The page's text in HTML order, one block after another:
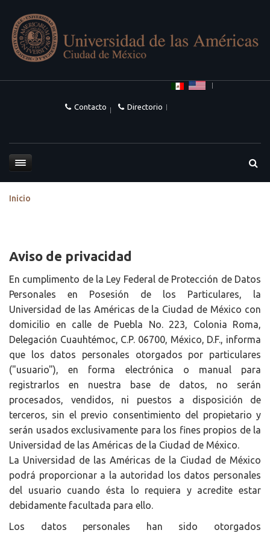
Directorio
Contacto
Inicio
Aviso de privacidad
En cumplimento de la Ley Federal de Protección de Datos
Personales en Posesión de los Particulares, la
Universidad de las Américas de la Ciudad de México con
domicilio en calle de Puebla No. 223, Colonia Roma,
Delegación Cuauhtémoc, C.P. 06700, México, D.F., informa
que los datos personales otorgados por particulares
("usuario"), en forma electrónica o manual para
registrarlos en nuestra base de datos, no serán
procesados, vendidos, ni puestos a disposición de
terceros, sin el previo consentimiento del propietario y
serán usados exclusivamente para los fines propios de la
Universidad de las Américas de la Ciudad de México.
La Universidad de las Américas de la Ciudad de México
podrá proporcionar a la autoridad los datos personales
del usuario cuando ésta lo requiera y acredite estar
debidamente facultada para ello.
Los datos personales han sido otorgados